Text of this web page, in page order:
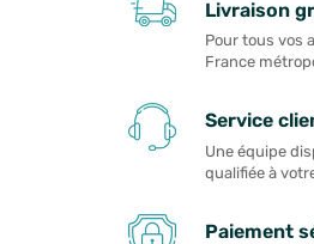
Livraison
Pour tous vos
France
Service
Une équipe
qualifiée à
Paiement